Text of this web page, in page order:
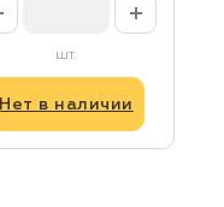
шт.
Нет в наличии